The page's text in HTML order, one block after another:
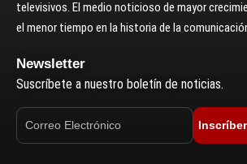
televisivos. El medio noticioso de mayor
el menor tiempo en la historia de la
Newsletter
Suscríbete a nuestro boletín de noticias.